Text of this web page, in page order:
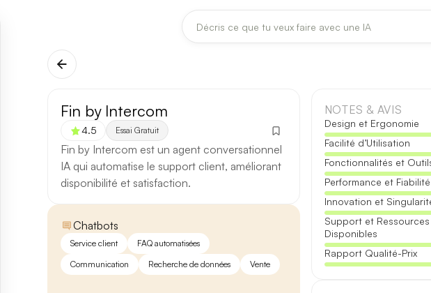
[TEST] Claude Opus 4.8 : ce qui change
5 août 2026
Anthropic met à jour Claude Opus le 2 août 2026. Cette
fiabilité des réponses longues et la vitesse de première réponse.
Ce qui change
Contexte étendu— les documents longs sont traités d’un
Fin by Intercom
4.5 Essai Gratuit
Fin by Intercom est un agent conversationnel
IA qui automatise le support client, améliorant
disponibilité et satisfaction.
Chatbots
Service client
FAQ automatisées
Communication
Recherche de données Vente
NOTES & AVIS
Design et Ergonomie
Facilité d’Utilisation
Fonctionnalités et
Performance et Fiabilité
Innovation et
Support et Ressources
Disponibles
Rapport Qualité-Prix